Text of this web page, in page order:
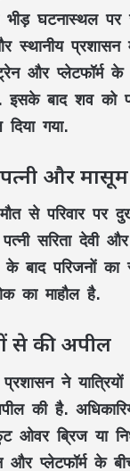
भीड़ घटनास्थल
स्थानीय
और प्लेटफॉर्म
इसके बाद शव को
गया.
और मासूम
से परिवार पर
सरिता देवी
बाद परिजनों का
का माहौल है.
से की अपील
ने यात्रियों
की है.
ब्रिज या
और प्लेटफॉर्म के